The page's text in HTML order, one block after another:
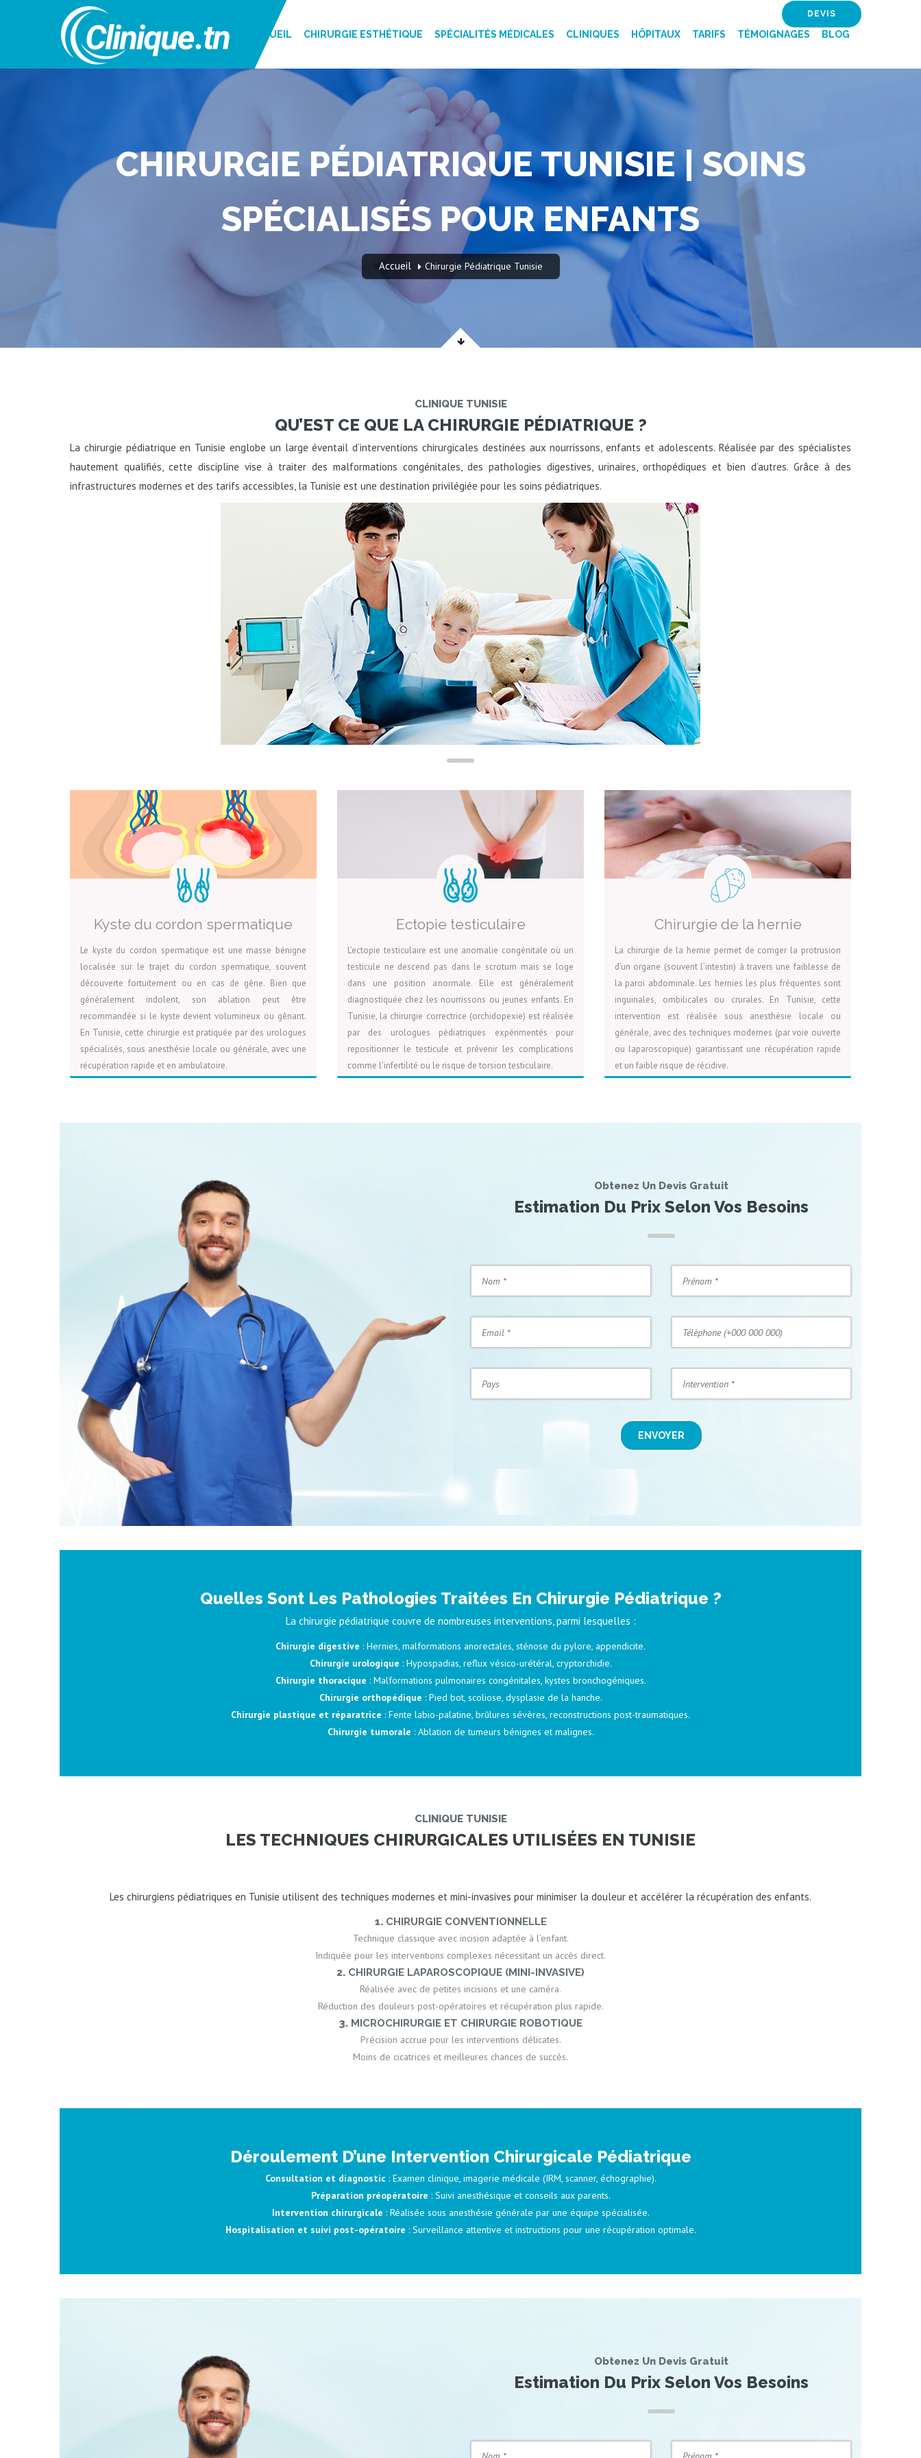
ACCUEIL CHIRURGIE ESTHÉTIQUE SPÉCIALITÉS MÉDICALES CLINIQUES HÔPITAUX TARIFS TÉMOIGNAGES BLOG
DEVIS
CHIRURGIE PÉDIATRIQUE TUNISIE | SOINS
SPÉCIALISÉS POUR ENFANTS
Accueil Chirurgie Pédiatrique Tunisie
CLINIQUE TUNISIE
QU’EST CE QUE LA CHIRURGIE PÉDIATRIQUE ?
La chirurgie pédiatrique en Tunisie englobe un large éventail d’interventions chirurgicales destinées aux nourrissons, enfants et adolescents. Réalisée par des spécialistes
hautement qualifiés, cette discipline vise à traiter des malformations congénitales, des pathologies digestives, urinaires, orthopédiques et bien d’autres. Grâce à des
infrastructures modernes et des tarifs accessibles, la Tunisie est une destination privilégiée pour les soins pédiatriques.
Kyste du cordon spermatique
Le kyste du cordon spermatique est une masse bénigne
localisée sur le trajet du cordon spermatique, souvent
découverte fortuitement ou en cas de gêne. Bien que
généralement indolent, son ablation peut être
recommandée si le kyste devient volumineux ou gênant.
En Tunisie, cette chirurgie est pratiquée par des urologues
spécialisés, sous anesthésie locale ou générale, avec une
récupération rapide et en ambulatoire.
Ectopie testiculaire
L’ectopie testiculaire est une anomalie congénitale où un
testicule ne descend pas dans le scrotum mais se loge
dans une position anormale. Elle est généralement
diagnostiquée chez les nourrissons ou jeunes enfants. En
Tunisie, la chirurgie correctrice (orchidopexie) est réalisée
par des urologues pédiatriques expérimentés pour
repositionner le testicule et prévenir les complications
comme l’infertilité ou le risque de torsion testiculaire.
Chirurgie de la hernie
La chirurgie de la hernie permet de corriger la protrusion
d’un organe (souvent l’intestin) à travers une faiblesse de
la paroi abdominale. Les hernies les plus fréquentes sont
inguinales, ombilicales ou crurales. En Tunisie, cette
intervention est réalisée sous anesthésie locale ou
générale, avec des techniques modernes (par voie ouverte
ou laparoscopique) garantissant une récupération rapide
et un faible risque de récidive.
Obtenez Un Devis Gratuit
Estimation Du Prix Selon Vos Besoins
ENVOYER
Quelles Sont Les Pathologies Traitées En Chirurgie Pédiatrique ?
La chirurgie pédiatrique couvre de nombreuses interventions, parmi lesquelles :
Chirurgie digestive : Hernies, malformations anorectales, sténose du pylore, appendicite.
Chirurgie urologique : Hypospadias, reflux vésico-urétéral, cryptorchidie.
Chirurgie thoracique : Malformations pulmonaires congénitales, kystes bronchogéniques.
Chirurgie orthopédique : Pied bot, scoliose, dysplasie de la hanche.
Chirurgie plastique et réparatrice : Fente labio-palatine, brûlures sévères, reconstructions post-traumatiques.
Chirurgie tumorale : Ablation de tumeurs bénignes et malignes.
CLINIQUE TUNISIE
LES TECHNIQUES CHIRURGICALES UTILISÉES EN TUNISIE
Les chirurgiens pédiatriques en Tunisie utilisent des techniques modernes et mini-invasives pour minimiser la douleur et accélérer la récupération des enfants.
1. CHIRURGIE CONVENTIONNELLE
Technique classique avec incision adaptée à l’enfant.
Indiquée pour les interventions complexes nécessitant un accès direct.
2. CHIRURGIE LAPAROSCOPIQUE (MINI-INVASIVE)
Réalisée avec de petites incisions et une caméra.
Réduction des douleurs post-opératoires et récupération plus rapide.
3. MICROCHIRURGIE ET CHIRURGIE ROBOTIQUE
Précision accrue pour les interventions délicates.
Moins de cicatrices et meilleures chances de succès.
Déroulement D’une Intervention Chirurgicale Pédiatrique
Consultation et diagnostic: Examen clinique, imagerie médicale (IRM, scanner, échographie).
Préparation préopératoire : Suivi anesthésique et conseils aux parents.
Intervention chirurgicale : Réalisée sous anesthésie générale par une équipe spécialisée.
Hospitalisation et suivi post-opératoire : Surveillance attentive et instructions pour une récupération optimale.
Obtenez Un Devis Gratuit
Estimation Du Prix Selon Vos Besoins